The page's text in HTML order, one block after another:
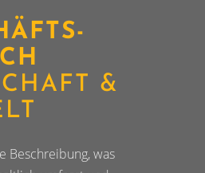
&
Beschreibung, was